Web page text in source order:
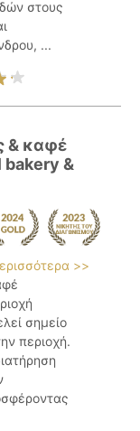
στους
...
& καφέ
&
>>
σημείο
περιοχή.